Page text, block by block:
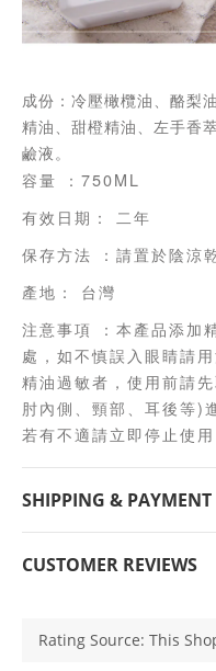
成份：冷壓橄欖油、酪梨
精油、甜橙精油、左手香
鹼液。
容量 ：750ML
有效日期： 二年
保存方法 ：請置於陰涼
產地： 台灣
注意事項 ：本產品添加
處，如不慎誤入眼睛請
精油過敏者，使用前請
肘內側、頸部、耳後等)
若有不適請立即停止使用
SHIPPING & PAYMENT
CUSTOMER REVIEWS